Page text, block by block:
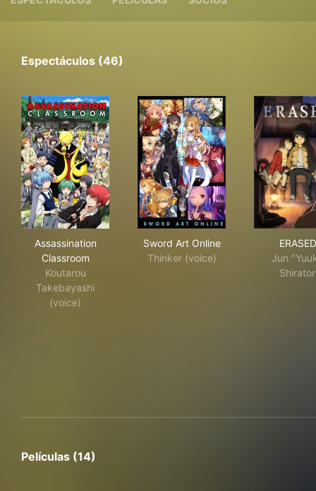
Espectáculos (46)
Assassination
Classroom
Koutarou
Takebayashi
(voice)
Sword Art Online
Thinker (voice)
ERASED
Jun
Películas (14)